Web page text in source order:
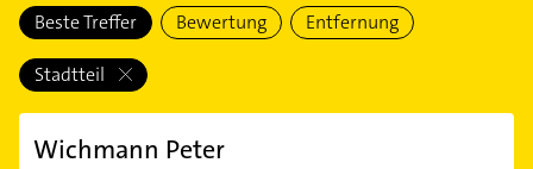
Beste Treffer Bewertung Entfernung
Stadtteil
Wichmann Peter